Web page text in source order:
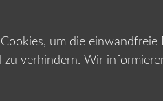
Datenschutz
um die
zu verhindern. Wir